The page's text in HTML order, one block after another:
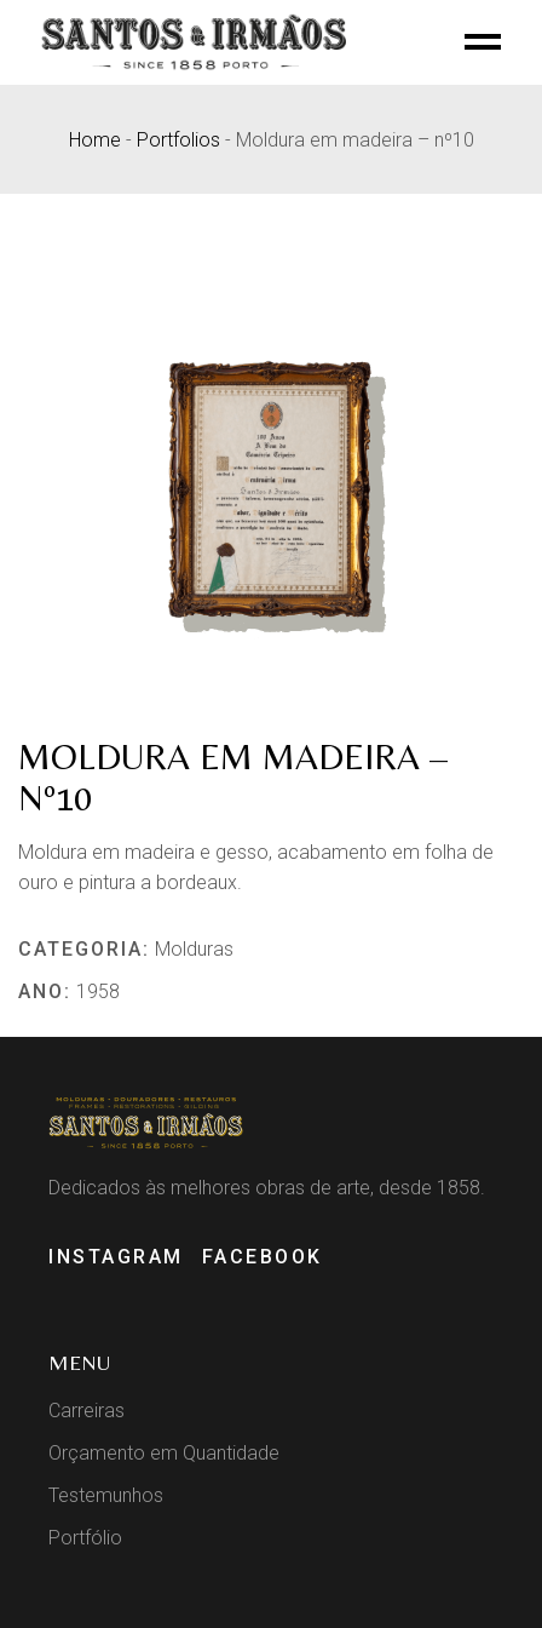
Home - Portfolios - Moldura em madeira – nº10
MOLDURA EM MADEIRA –
Nº10
Moldura em madeira e gesso, acabamento em folha de
ouro e pintura a bordeaux.
CATEGORIA: Molduras
ANO: 1958
Dedicados às melhores obras de arte, desde 1858.
INSTAGRAM FACEBOOK
MENU
Carreiras
Orçamento em Quantidade
Testemunhos
Portfólio